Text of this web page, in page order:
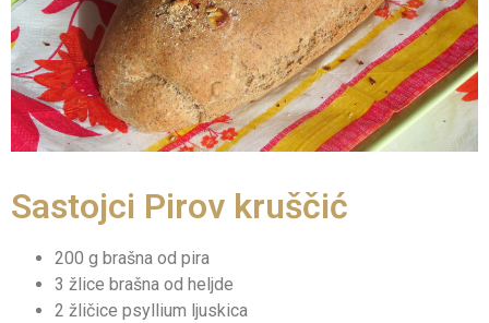
Sastojci Pirov kruščić
200 g brašna od pira
3 žlice brašna od heljde
2 žličice psyllium ljuskica